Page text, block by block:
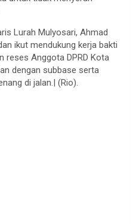
Lurah Mulyosari, Ahmad
ikut mendukung kerja bakti
reses Anggota DPRD Kota
dengan subbase serta
di jalan.| (Rio).